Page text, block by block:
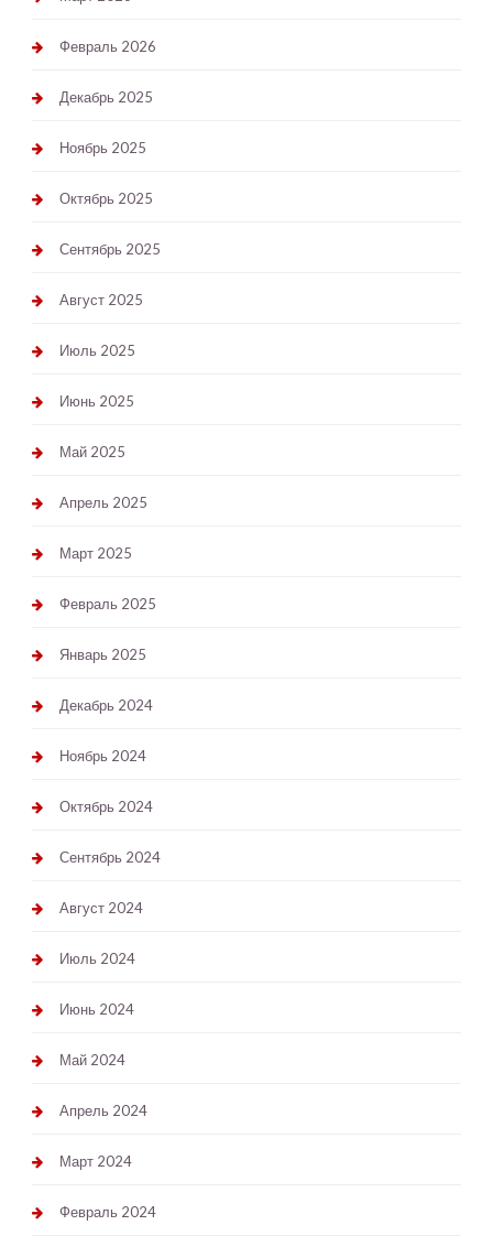
Февраль 2026
Декабрь 2025
Ноябрь 2025
Октябрь 2025
Сентябрь 2025
Август 2025
Июль 2025
Июнь 2025
Май 2025
Апрель 2025
Март 2025
Февраль 2025
Январь 2025
Декабрь 2024
Ноябрь 2024
Октябрь 2024
Сентябрь 2024
Август 2024
Июль 2024
Июнь 2024
Май 2024
Апрель 2024
Март 2024
Февраль 2024